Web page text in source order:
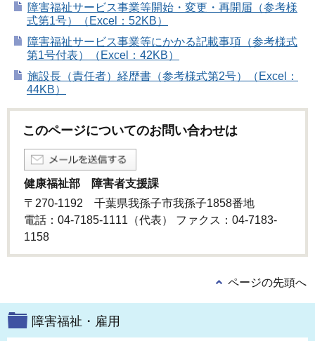
障害福祉サービス事業等開始・変更・再開届（参考様
式第1号）（Excel：52KB）
障害福祉サービス事業等にかかる記載事項（参考様式
第1号付表）（Excel：42KB）
施設長（責任者）経歴書（参考様式第2号）（Excel：
44KB）
このページについてのお問い合わせは
健康福祉部 障害者支援課
〒270-1192 千葉県我孫子市我孫子1858番地
電話：04-7185-1111（代表） ファクス：04-7183-
1158
ページの先頭へ
障害福祉・雇用